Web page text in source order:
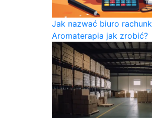
Jak nazwać biuro
Aromaterapia jak zrobić?